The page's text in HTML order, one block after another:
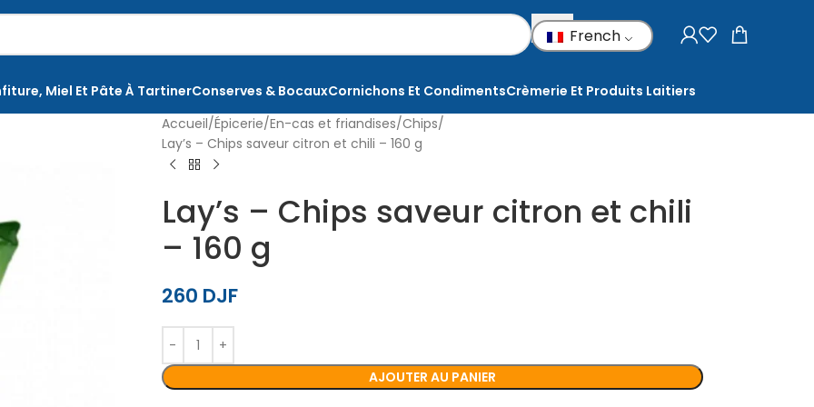
French
Miel Et Pâte À TartinerConserves & BocauxCornichons Et CondimentsCrèmerie Et Produits Laitiers
Accueil Épicerie En-cas et friandises Chips
Lay’s – Chips saveur citron et chili – 160 g
Lay’s – Chips saveur citron et chili
– 160 g
260 DJF
AJOUTER AU PANIER